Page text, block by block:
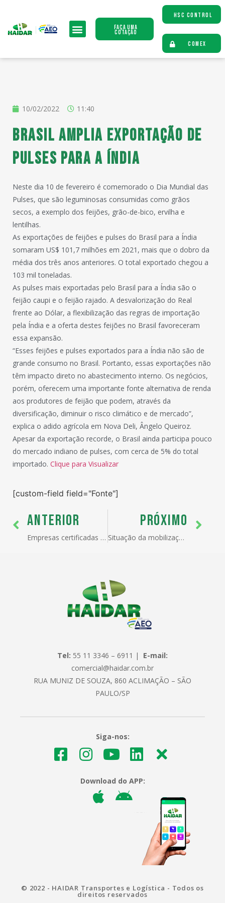
Faça uma
Cotação
HSC CONTROL
COMEX
10/02/2022 11:40
Brasil amplia exportação de
pulses para a Índia
Neste dia 10 de fevereiro é comemorado o Dia Mundial das
Pulses, que são leguminosas consumidas como grãos
secos, a exemplo dos feijões, grão-de-bico, ervilha e
lentilhas.
As exportações de feijões e pulses do Brasil para a Índia
somaram US$ 101,7 milhões em 2021, mais que o dobro da
média dos três anos anteriores. O total exportado chegou a
103 mil toneladas.
As pulses mais exportadas pelo Brasil para a Índia são o
feijão caupi e o feijão rajado. A desvalorização do Real
frente ao Dólar, a flexibilização das regras de importação
pela Índia e a oferta destes feijões no Brasil favoreceram
essa expansão.
“Esses feijões e pulses exportados para a Índia não são de
grande consumo no Brasil. Portanto, essas exportações não
têm impacto direto no abastecimento interno. Os negócios,
porém, oferecem uma importante fonte alternativa de renda
aos produtores de feijão que podem, através da
diversificação, diminuir o risco climático e de mercado”,
explica o adido agrícola em Nova Deli, Ângelo Queiroz.
Apesar da exportação recorde, o Brasil ainda participa pouco
do mercado indiano de pulses, com cerca de 5% do total
importado. Clique para Visualizar
[custom-field field="Fonte"]
ANTERIOR
Empresas certificadas no OEA-Integrado Secex obtêm redução de cerca de 80% no tempo de concessão do drawback
PRÓXIMO
Situação da mobilização dos Auditores Fiscais da Receita Federal – Greve
Tel: 55 11 3346 – 6911 | E-mail:
comercial@haidar.com.br
RUA MUNIZ DE SOUZA, 860 ACLIMAÇÃO – SÃO
PAULO/SP
Siga-nos:
Download do APP:
© 2022 - HAIDAR Transportes e Logística - Todos os
direitos reservados